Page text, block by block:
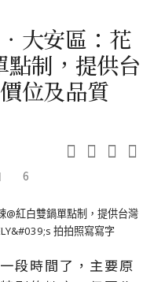
大安區：花
點制，提供台
位及品質
6
段時間了，主要原